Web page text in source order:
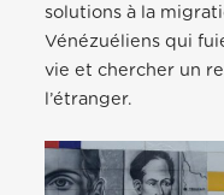
solutions à la
Vénézuéliens qui
vie et chercher un
l’étranger.